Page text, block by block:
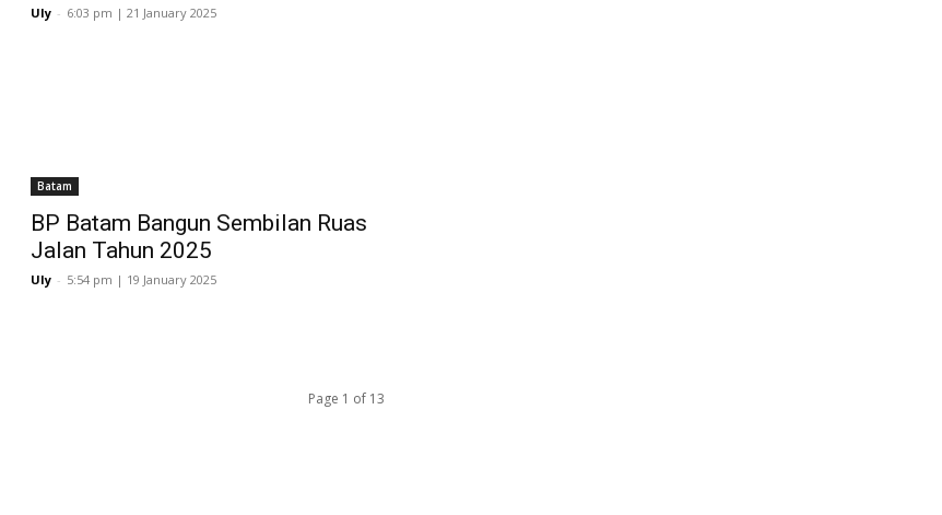
Uly - 6:03 pm | 21 January 2025
Batam
BP Batam Bangun Sembilan Ruas
Jalan Tahun 2025
Uly - 5:54 pm | 19 January 2025
Page 1 of 13